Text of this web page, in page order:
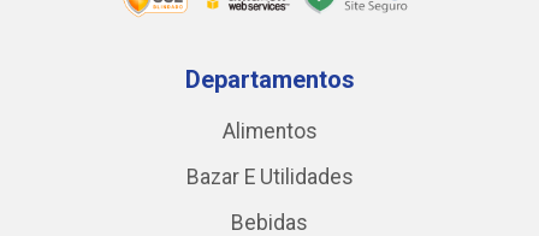
Departamentos
Alimentos
Bazar E Utilidades
Bebidas